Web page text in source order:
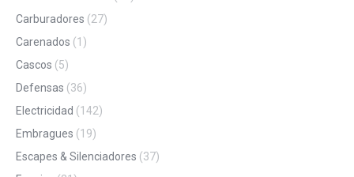
Carburadores (27)
Carenados (1)
Cascos (5)
Defensas (36)
Electricidad (142)
Embragues (19)
Escapes & Silenciadores (37)